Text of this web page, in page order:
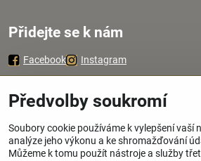
Přidejte se k nám
Facebook Instagram
Zavoláme Vám zpátky
Váš telefon*
Předvolby soukromí
Soubory cookie používáme k vylepšení vaší
analýze jeho výkonu a ke shromažďování
Můžeme k tomu použít nástroje a služby